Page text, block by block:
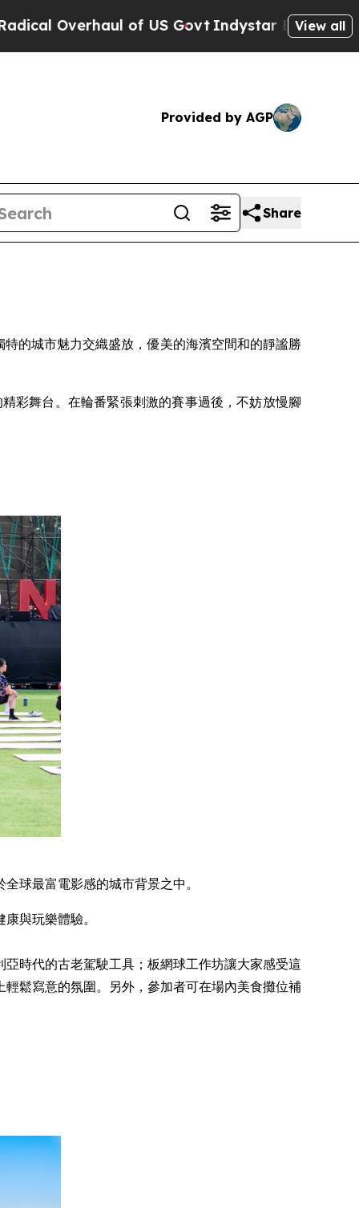
GovtIndystar Exposes Prison Failures,View all
Provided by AGP
Share
的城市魅力交織盛放，優美的海濱空間和的靜謐勝
彩舞台。在輪番緊張刺激的賽事過後，不妨放慢腳
球最富電影感的城市背景之中。
與玩樂體驗。
時代的古老駕駛工具；板網球工作坊讓大家感受這
鬆寫意的氛圍。另外，參加者可在場內美食攤位補